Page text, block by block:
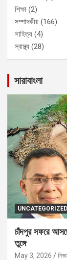
শিক্ষা (2)
সম্পাদকীয় (166)
সাহিত্য (4)
স্বাস্থ্য (28)
সারাবাংলা
UNCATEGORIZED
চাঁদপুর সফরে
তুঙ্গে
May 3, 2026